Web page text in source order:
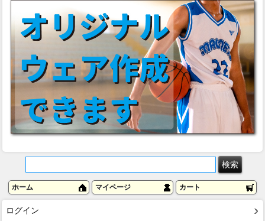
ホーム マイページ カート
ログイン